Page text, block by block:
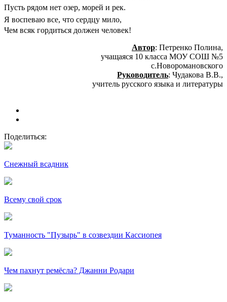
Пусть рядом нет озер, морей и рек.
Я воспеваю все, что сердцу мило,
Чем всяк гордиться должен человек!
Автор: Петренко Полина,
учащаяся 10 класса МОУ СОШ №5
с.Новоромановского
Руководитель: Чудакова В.В.,
учитель русского языка и литературы
Поделиться:
Снежный всадник
Всему свой срок
Туманность "Пузырь" в созвездии Кассиопея
Чем пахнут ремёсла? Джанни Родари